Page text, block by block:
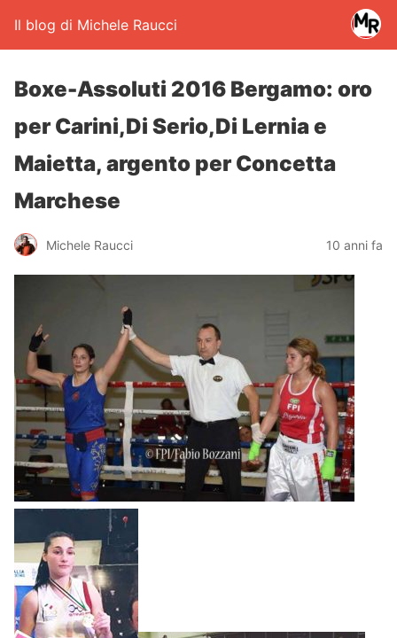
Il blog di Michele Raucci
Boxe-Assoluti 2016 Bergamo: oro
per Carini,Di Serio,Di Lernia e
Maietta, argento per Concetta
Marchese
Michele Raucci 10 anni fa